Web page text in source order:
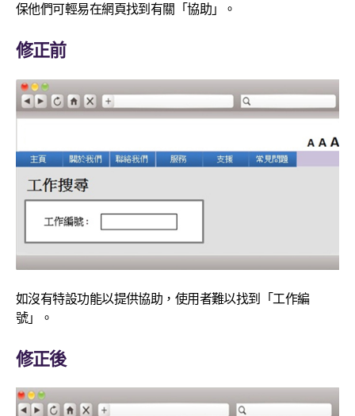
保他們可輕易在網頁找到有關「協助」。
修正前
如沒有特設功能以提供協助，使用者難以找到「工作編
號」。
修正後